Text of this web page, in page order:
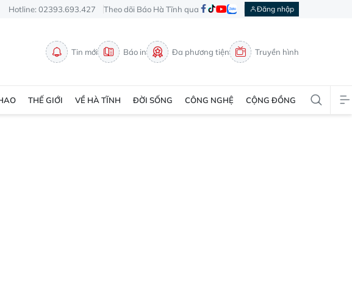
Hotline: 02393.693.427 Theo dõi Báo Hà Tĩnh qua Đăng nhập
Tin mới Báo in Đa phương tiện Truyền hình
THẾ GIỚI VỀ HÀ TĨNH ĐỜI SỐNG CÔNG NGHỆ CỘNG ĐỒNG